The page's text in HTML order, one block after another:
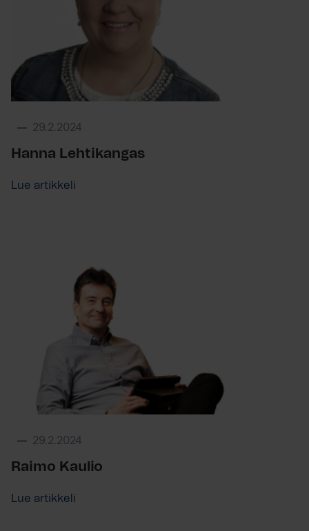
29.2.2024
Hanna Lehtikangas
Lue artikkeli
29.2.2024
Raimo Kaulio
Lue artikkeli